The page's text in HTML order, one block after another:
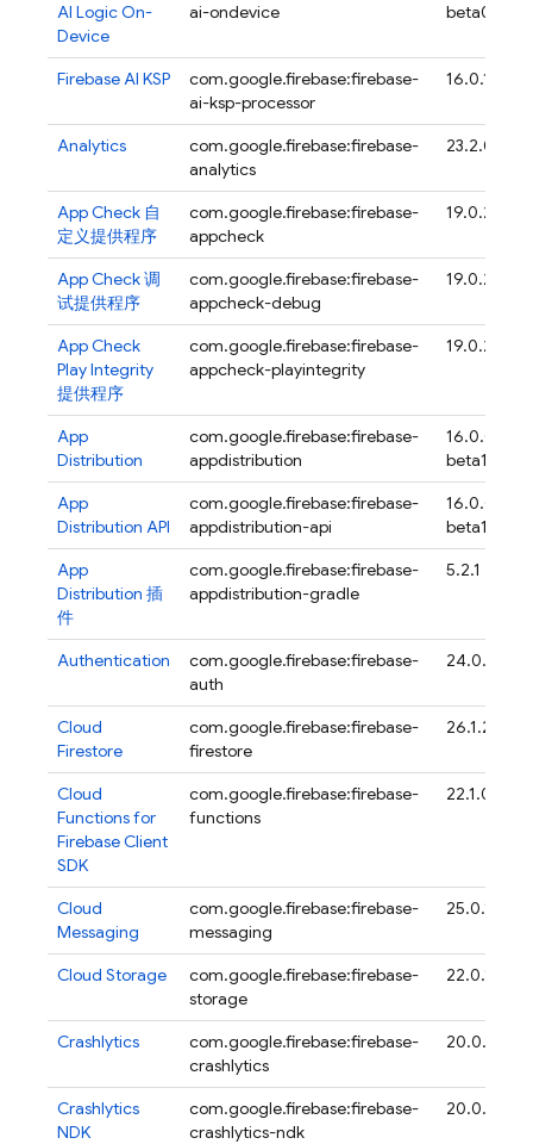
AI Logic On-
Device
ai-ondevice
beta01
Firebase AI KSP
com.google.firebase:firebase-
ai-ksp-processor
16.0.1
Analytics
com.google.firebase:firebase-
analytics
23.2.0
App Check 自
定义提供程序
com.google.firebase:firebase-
appcheck
19.0.2
App Check调
试提供程序
com.google.firebase:firebase-
appcheck-debug
19.0.2
App Check
Play Integrity
提供程序
com.google.firebase:firebase-
appcheck-playintegrity
19.0.2
App
Distribution
com.google.firebase:firebase-
appdistribution
16.0.0-
beta17
App
Distribution API
com.google.firebase:firebase-
appdistribution-api
16.0.0-
beta17
App
Distribution 插
件
com.google.firebase:firebase-
appdistribution-gradle
5.2.1
Authentication
com.google.firebase:firebase-
auth
24.0.1
Cloud
Firestore
com.google.firebase:firebase-
firestore
26.1.2
Cloud
Functions for
FirebaseClient
SDK
com.google.firebase:firebase-
functions
22.1.0
Cloud
Messaging
com.google.firebase:firebase-
messaging
25.0.1
Cloud Storage
com.google.firebase:firebase-
storage
22.0.1
Crashlytics
com.google.firebase:firebase-
crashlytics
20.0.4
Crashlytics
NDK
com.google.firebase:firebase-
crashlytics-ndk
20.0.4